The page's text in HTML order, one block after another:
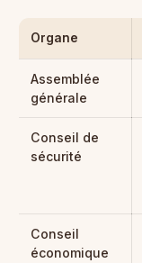
Organe
Assemblée
générale
Conseil de
sécurité
Conseil
économique